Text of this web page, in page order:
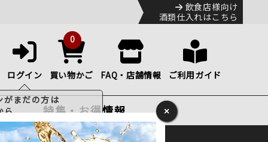
飲食店様向け
酒類仕入れはこちら
ログイン
0
買い物かご FAQ・店舗情報 ご利用ガイド
特集・お得情報 ×